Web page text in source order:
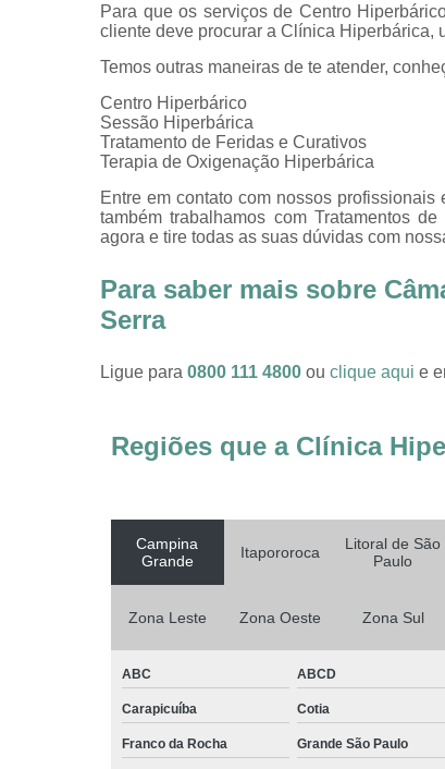
Para que os serviços de Centro
cliente deve procurar a Clínica Hiperbárica,
Temos outras maneiras de te atender,
Centro Hiperbárico
Sessão Hiperbárica
Tratamento de Feridas e Curativos
Terapia de Oxigenação Hiperbárica
Entre em contato com nossos
também trabalhamos com Tratamentos
agora e tire todas as suas dúvidas com
Para saber mais sobre
Serra
Ligue para 0800 111 4800 ou clique aqui e
Regiões que a Clínica
Campina
Grande
Itapororoca
Litoral de São
Paulo
Zona Leste Zona Oeste Zona Sul
ABC ABCD
Carapicuíba Cotia
Franco da Rocha Grande São Paulo